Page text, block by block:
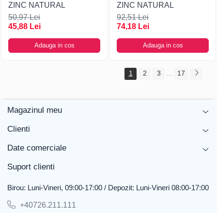
ZINC NATURAL
50,97 Lei
45,88 Lei
Adauga in cos
ZINC NATURAL
92,51 Lei
74,18 Lei
Adauga in cos
1 2 3 ... 17
Magazinul meu
Clienti
Date comerciale
Suport clienti
Birou: Luni-Vineri, 09:00-17:00 / Depozit: Luni-Vineri 08:00-17:00
+40726.211.111